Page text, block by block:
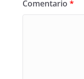
Comentario *